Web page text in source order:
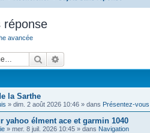
réponse
avancée
Rechercher
la Sarthe
» dim. 2 août 2026 10:46 » dans Présentez-vous
yahoo élment ace et garmin 1040
» mer. 8 juil. 2026 10:45 » dans Navigation